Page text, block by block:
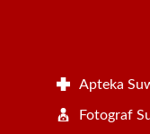
Apteka
Fotograf